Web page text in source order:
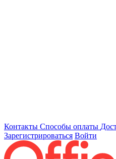
Контакты Способы оплаты
Зарегистрироваться Войти